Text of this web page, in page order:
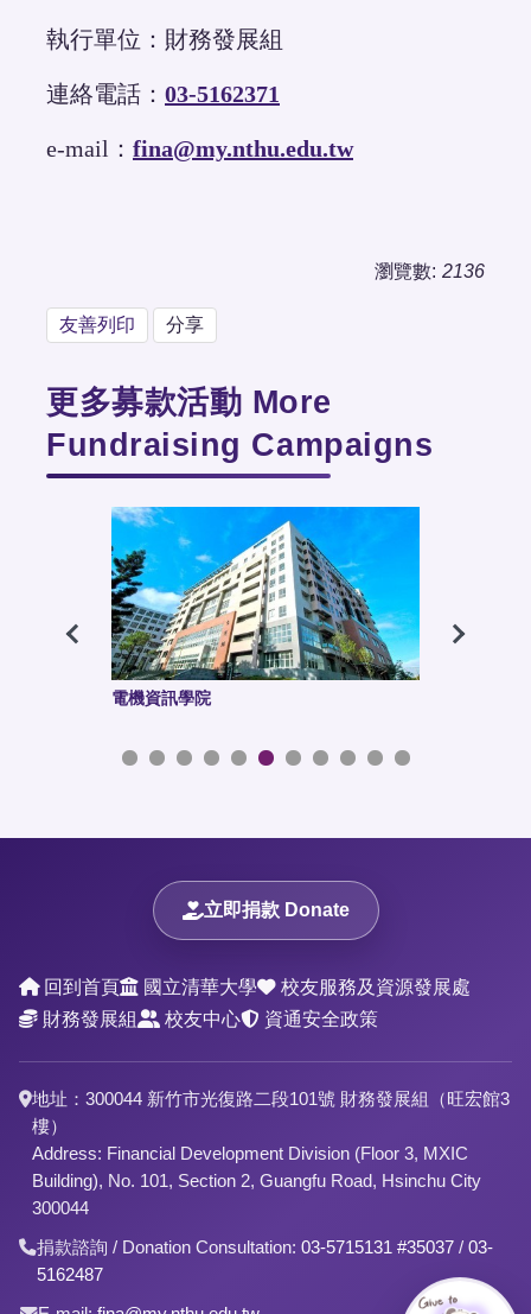
執行單位：財務發展組
連絡電話： 03-5162371
e-mail： fina@my.nthu.edu.tw
瀏覽數: 2136
友善列印 分享
更多募款活動 More
Fundraising Campaigns
電機資訊學院
立即捐款 Donate
回到首頁 國立清華大學
校友服務及資源發展處
財務發展組
校友中心 資通安全政策
地址：300044 新竹市光復路二段101號 財務發展組（旺宏館3
樓）
Address: Financial Development Division (Floor 3, MXIC
Building), No. 101, Section 2, Guangfu Road, Hsinchu City
300044
捐款諮詢 / Donation Consultation: 03-5715131 #35037 / 03-
5162487